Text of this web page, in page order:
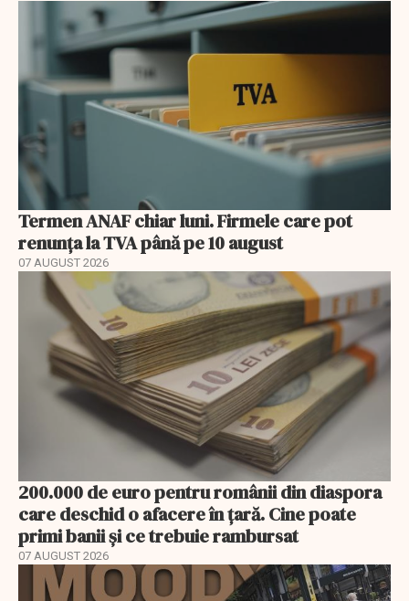
Termen ANAF chiar luni. Firmele care pot
renunța la TVA până pe 10 august
07 AUGUST 2026
200.000 de euro pentru românii din diaspora
care deschid o afacere în țară. Cine poate
primi banii și ce trebuie rambursat
07 AUGUST 2026